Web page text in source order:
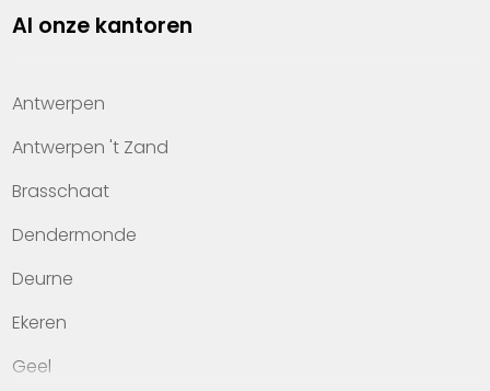
Property management
Kennis van wonen
Kantoren
Veelgestelde vragen
Werken bij Heylen Vastgoed
Contact
Al onze kantoren
Antwerpen
Antwerpen 't Zand
Brasschaat
Dendermonde
Deurne
Ekeren
Geel